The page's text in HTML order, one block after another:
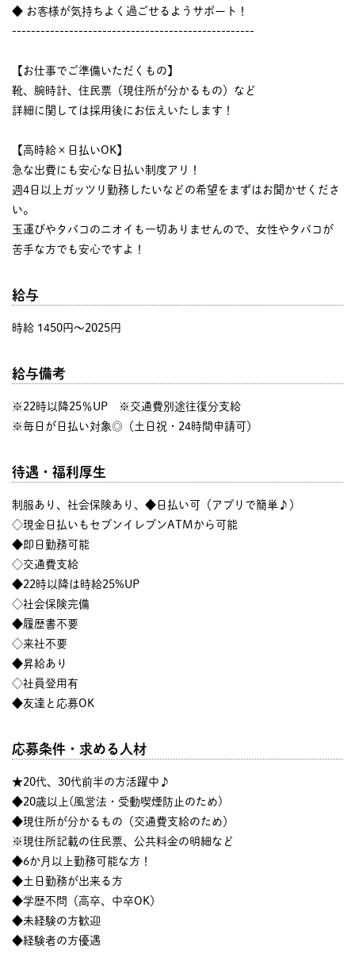
◆ お客様が気持ちよく過ごせるようサポート！
---------------------------------------------------
【お仕事でご準備いただくもの】
靴、腕時計、住民票（現住所が分かるもの）など
詳細に関しては採用後にお伝えいたします！
【高時給×日払いOK】
急な出費にも安心な日払い制度アリ！
週4日以上ガッツリ勤務したいなどの希望をまずはお聞かせくださ
い。
玉運びやタバコのニオイも一切ありませんので、女性やタバコが
苦手な方でも安心ですよ！
給与
時給 1450円〜2025円
給与備考
※22時以降25％UP ※交通費別途往復分支給
※毎日が日払い対象◎（土日祝・24時間申請可）
待遇・福利厚生
制服あり、社会保険あり、◆日払い可（アプリで簡単♪）
◇現金日払いもセブンイレブンATMから可能
◆即日勤務可能
◇交通費支給
◆22時以降は時給25%UP
◇社会保険完備
◆履歴書不要
◇来社不要
◆昇給あり
◇社員登用有
◆友達と応募OK
応募条件・求める人材
★20代、30代前半の方活躍中♪
◆20歳以上(風営法・受動喫煙防止のため)
◆現住所が分かるもの（交通費支給のため）
※現住所記載の住民票、公共料金の明細など
◆6か月以上勤務可能な方！
◆土日勤務が出来る方
◆学歴不問（高卒、中卒OK）
◆未経験の方歓迎
◆経験者の方優遇